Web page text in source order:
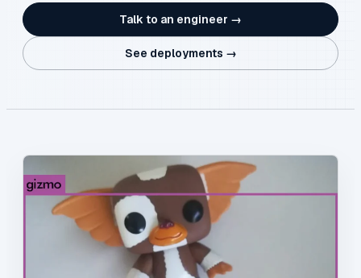
Talk to an engineer →
See deployments →